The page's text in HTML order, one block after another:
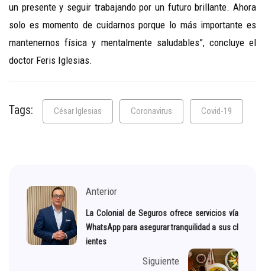
un presente y seguir trabajando por un futuro brillante. Ahora
solo es momento de cuidarnos porque lo más importante es
mantenernos física y mentalmente saludables”, concluye el
doctor Feris Iglesias.
Tags: César Iglesias Coronavirus Covid-19
Anterior
La Colonial de Seguros ofrece servicios vía
WhatsApp para asegurar tranquilidad a sus cl
ientes
Siguiente